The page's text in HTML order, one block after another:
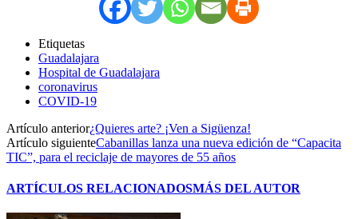
Etiquetas
Guadalajara
Hospital de Guadalajara
coronavirus
COVID-19
Artículo anterior¿Quieres arte? ¡Ven a Sigüenza!
Artículo siguienteCabanillas lanza una nueva edición de “Capacita
TIC”, para el reciclaje de mayores de 55 años
ARTÍCULOS RELACIONADOSMÁS DEL AUTOR